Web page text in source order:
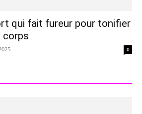
qui fait fureur pour tonifier
corps
0